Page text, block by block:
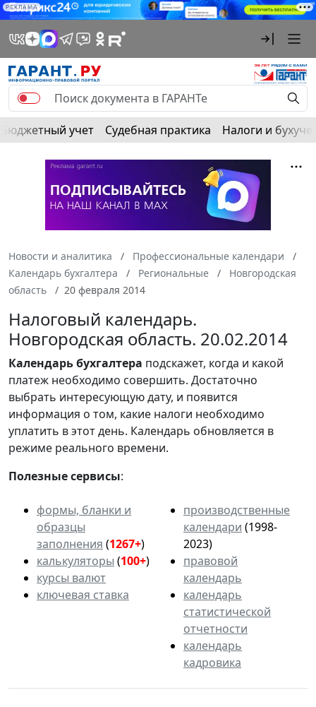
РЕКЛАМА
Бюджетный учет Судебная практика Налоги и
Новости и аналитика
Профессиональные календари
Календарь бухгалтера
Региональные
Новгородская
область
20 февраля 2014
Налоговый календарь.
Новгородская область. 20.02.2014
Календарьбухгалтера подскажет, когда и какой
платеж необходимо совершить. Достаточно
выбрать интересующую дату, и появится
информация о том, какие налоги необходимо
уплатить в этот день. Календарь обновляется в
режиме реального времени.
Полезные сервисы:
формы, бланки и
образцы
заполнения (1267+)
калькуляторы (100+)
курсы валют
ключевая ставка
производственные
календари (1998-
2023)
правовой
календарь
календарь
статистической
отчетности
календарь
кадровика